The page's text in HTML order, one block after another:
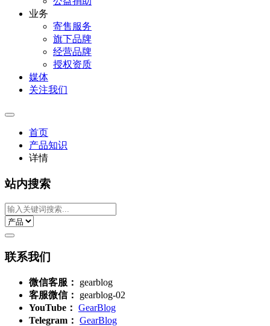
业务
寄售服务
旗下品牌
经营品牌
授权资质
媒体
关注我们
首页
产品知识
详情
站内搜索
联系我们
微信客服：
gearblog
客服微信：
gearblog-02
YouTube： GearBlog
Telegram： GearBlog